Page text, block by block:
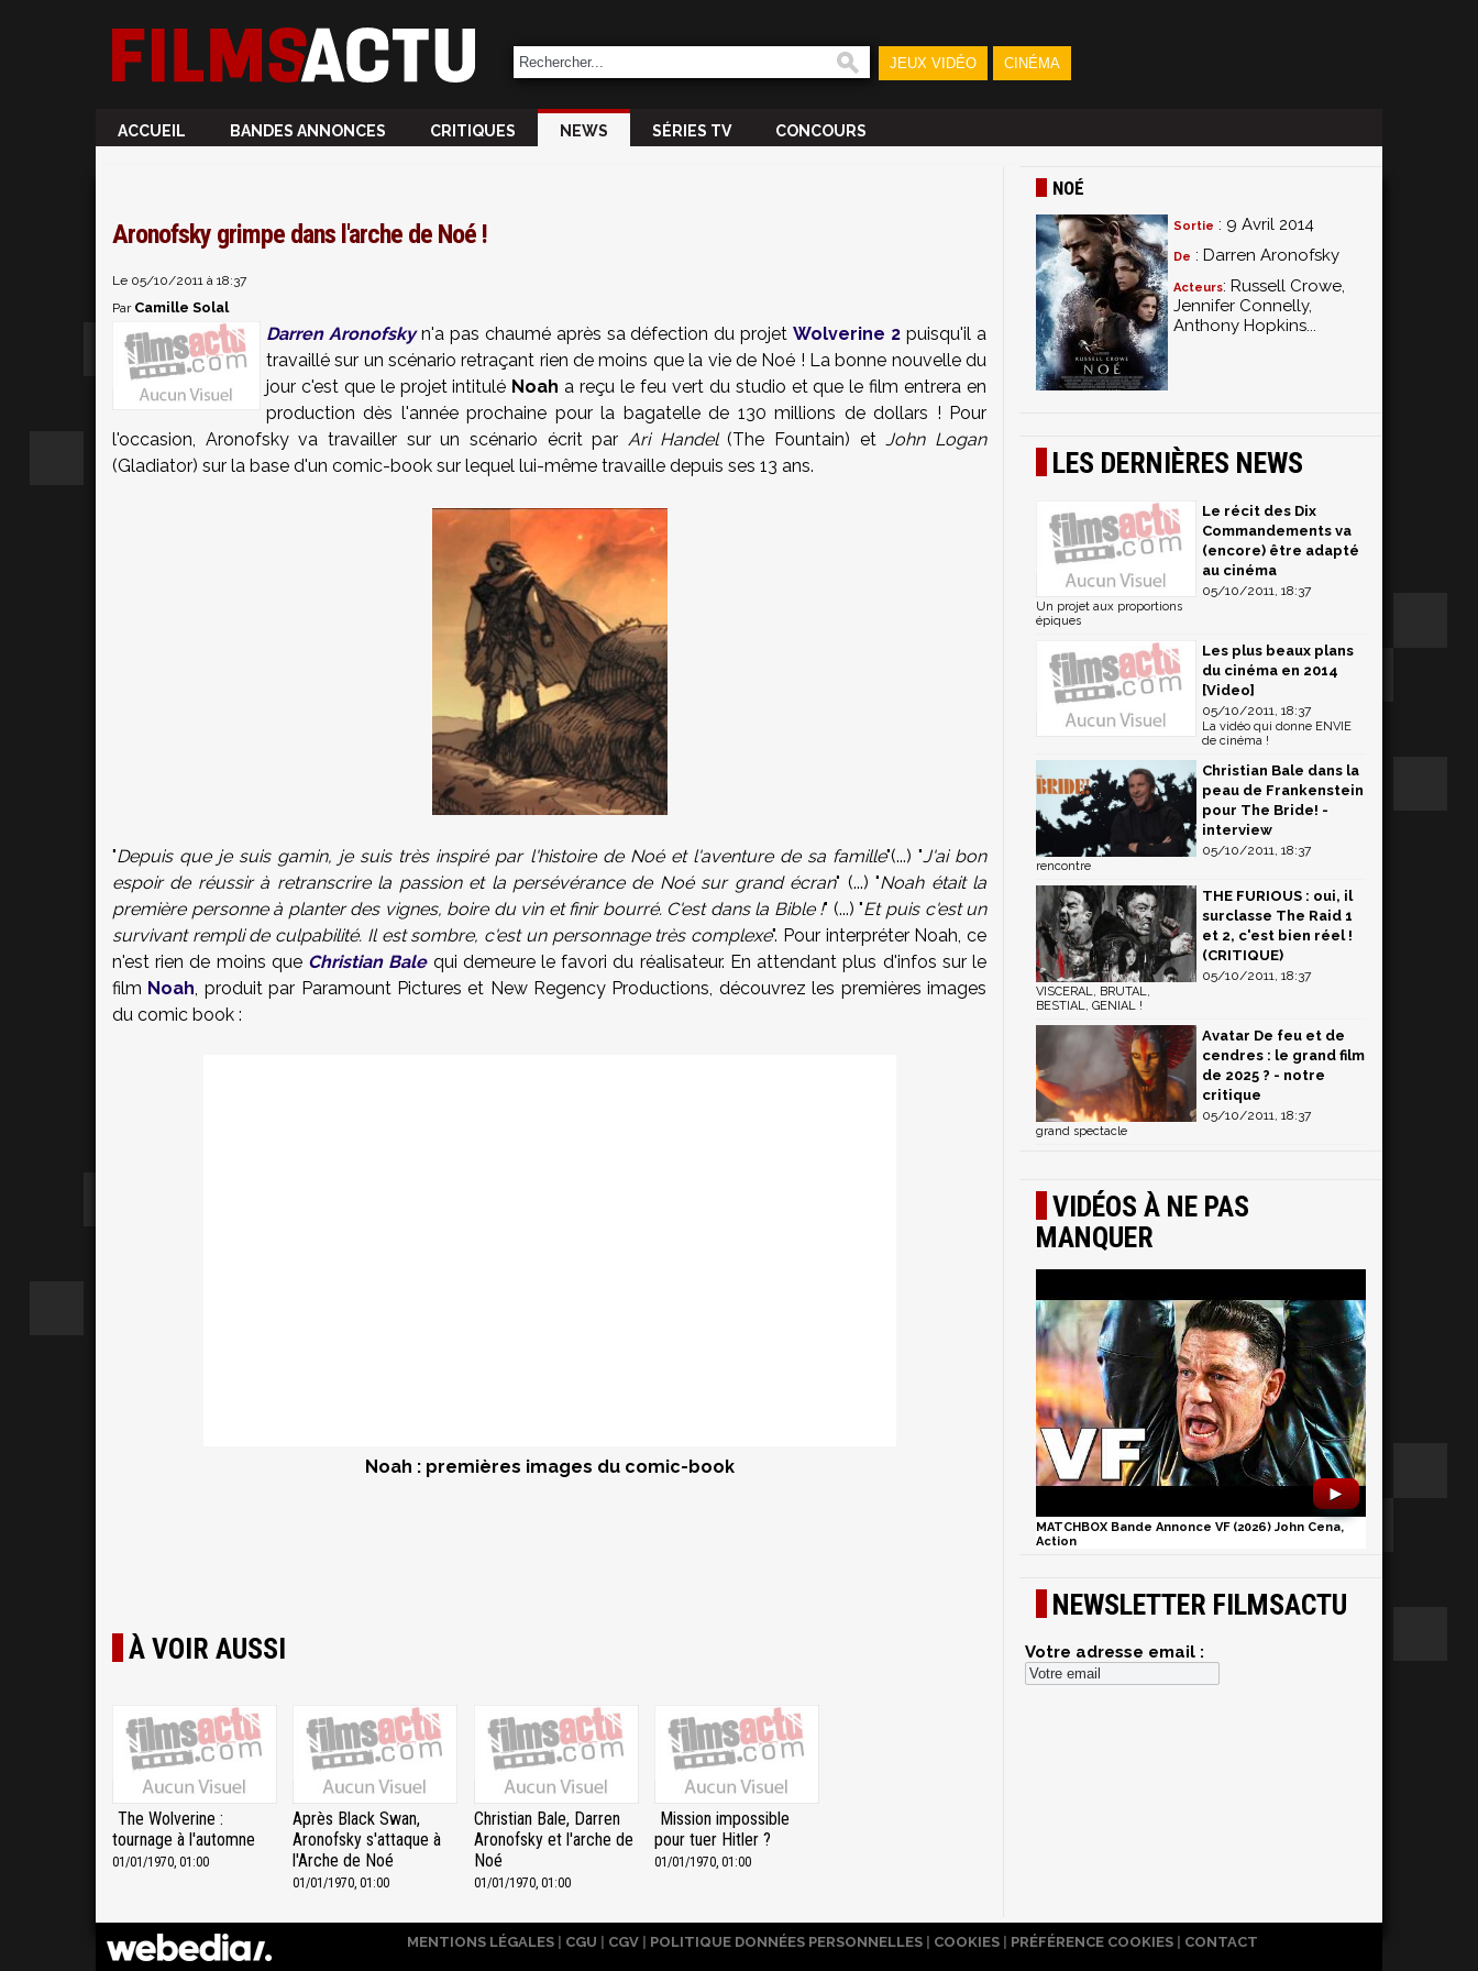
JEUX VIDÉO CINÉMA
ACCUEIL BANDES ANNONCES CRITIQUES NEWS SÉRIES TV CONCOURS
Aronofsky grimpe dans l'arche de Noé !
Le 05/10/2011 à 18:37
Par Camille Solal
Darren Aronofskyn'a pas chaumé après sa défection du projetWolverine 2 puisqu'il a
travaillé sur un scénario retraçant rien de moins que la vie de Noé ! La bonne nouvelle du
jour c'est que le projet intitulé Noah a reçu le feu vert du studio et que le film entrera en
production dès l'année prochaine pour la bagatelle de 130 millions de dollars ! Pour
l'occasion, Aronofsky va travailler sur un scénario écrit par Ari Handel(The Fountain) etJohn Logan
(Gladiator) sur la base d'un comic-book sur lequel lui-même travaille depuis ses 13 ans.
"Depuis que je suis gamin, je suis très inspiré par l'histoire de Noé et l'aventure de sa famille"(...) "J'ai bon
espoir de réussir à retranscrire la passion et la persévérance de Noé sur grand écran" (...) "Noah était la
première personne à planter des vignes, boire du vin et finir bourré. C'est dans la Bible !" (...) "Et puis c'est un
survivant rempli de culpabilité. Il est sombre, c'est un personnage très complexe". Pour interpréter Noah, ce
n'est rien de moins que Christian Balequi demeure le favori du réalisateur. En attendant plus d'infos sur le
film Noah, produit par Paramount Pictures et New Regency Productions, découvrez les premières images
du comic book :
Noah : premières images du comic-book
À VOIR AUSSI
The Wolverine :
tournage à l'automne
01/01/1970, 01:00
Après Black Swan,
Aronofsky s'attaque à
l'Arche de Noé
01/01/1970, 01:00
Christian Bale, Darren
Aronofsky et l'arche de
Noé
01/01/1970, 01:00
Mission impossible
pour tuer Hitler ?
01/01/1970, 01:00
NOÉ
Sortie : 9 Avril 2014
De : Darren Aronofsky
Acteurs: Russell Crowe,
Jennifer Connelly,
Anthony Hopkins...
LES DERNIÈRES NEWS
Le récit des Dix
Commandements va
(encore) être adapté
au cinéma
05/10/2011, 18:37
Un projet aux proportions
épiques
Les plus beaux plans
du cinéma en 2014
[Video]
05/10/2011, 18:37
La vidéo qui donne ENVIE
de cinéma !
Christian Bale dans la
peau de Frankenstein
pour The Bride! -
interview
05/10/2011, 18:37
rencontre
THE FURIOUS : oui, il
surclasse The Raid 1
et 2, c'est bien réel !
(CRITIQUE)
05/10/2011, 18:37
VISCERAL, BRUTAL,
BESTIAL, GENIAL !
Avatar De feu et de
cendres : le grand film
de 2025 ? - notre
critique
05/10/2011, 18:37
grand spectacle
VIDÉOS À NE PAS
MANQUER
►
MATCHBOX Bande Annonce VF (2026) John Cena,
Action
NEWSLETTER FILMSACTU
Votre adresse email :
MENTIONS LÉGALES | CGU | CGV | POLITIQUE DONNÉES PERSONNELLES | COOKIES | PRÉFÉRENCE COOKIES | CONTACT